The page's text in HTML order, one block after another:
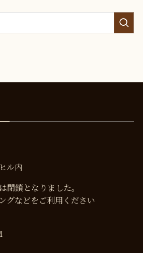
ル内
閉鎖となりました。
グなどをご利用ください